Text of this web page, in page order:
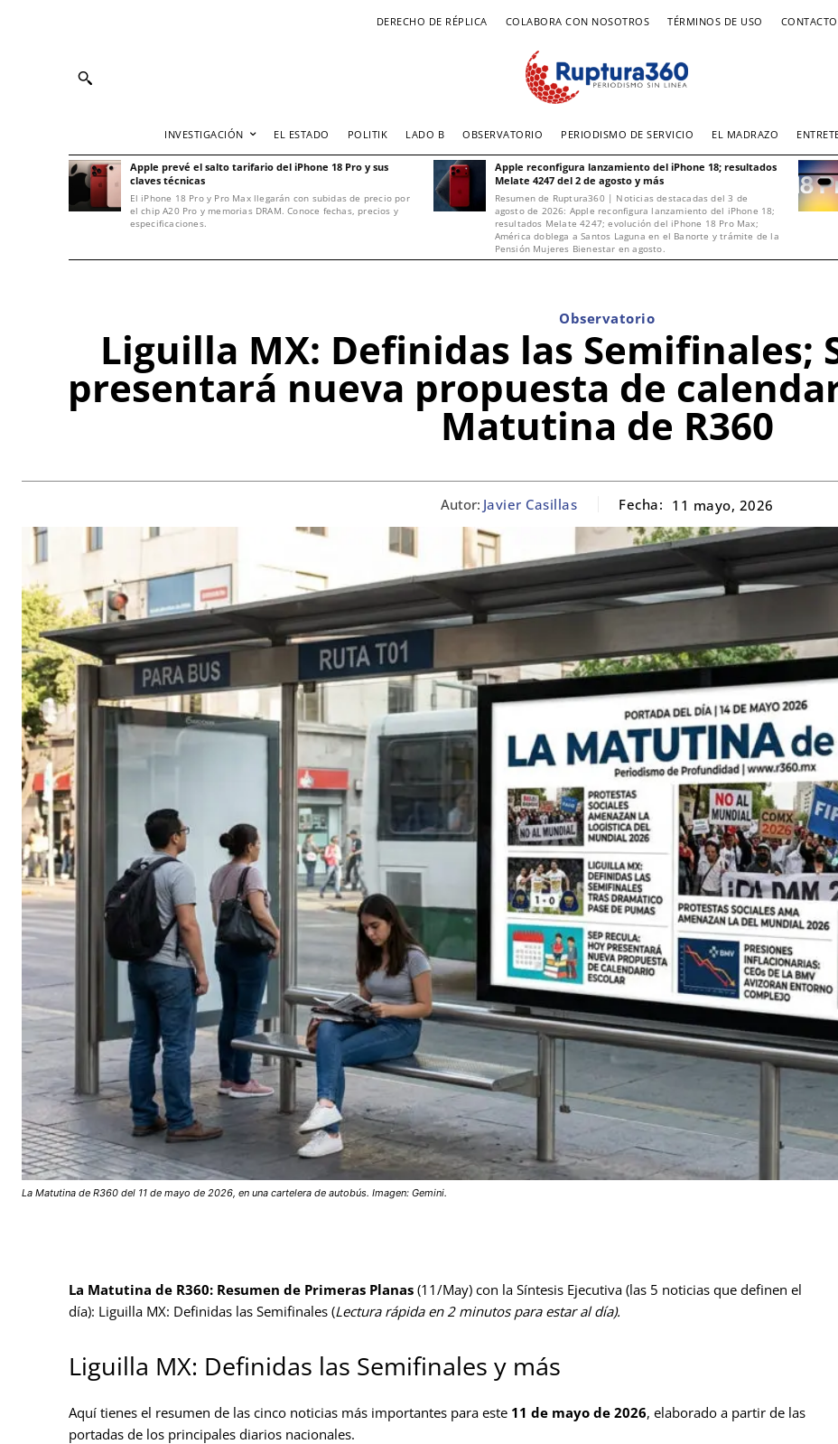
DERECHO DE RÉPLICA COLABORA CON NOSOTROS TÉRMINOS DE USO CONTACTO
INVESTIGACIÓN EL ESTADO POLITIK LADO B OBSERVATORIO PERIODISMO DE SERVICIO EL MADRAZO
Apple prevé el salto tarifario del iPhone 18 Pro y sus
claves técnicas
El iPhone 18 Pro y Pro Max llegarán con subidas de precio por
el chip A20 Pro y memorias DRAM. Conoce fechas, precios y
especificaciones.
Apple reconfigura lanzamiento del iPhone 18; resultados
Melate 4247 del 2 de agosto y más
Resumen de Ruptura360 | Noticias destacadas del 3 de
agosto de 2026: Apple reconfigura lanzamiento del iPhone 18;
resultados Melate 4247; evolución del iPhone 18 Pro Max;
América doblega a Santos Laguna en el Banorte y trámite de la
Pensión Mujeres Bienestar en agosto.
Observatorio
Liguilla MX: Definidas las Semifinales;
presentará nueva propuesta de
Matutina de R360
Autor: Javier Casillas Fecha: 11 mayo, 2026
La Matutina de R360 del 11 de mayo de 2026, en una cartelera de autobús. Imagen: Gemini.
La Matutina de R360: Resumen de Primeras Planas (11/May) con la Síntesis Ejecutiva (las 5 noticias que definen el
día): Liguilla MX: Definidas las Semifinales (Lectura rápida en 2 minutos para estar al día).
Liguilla MX: Definidas las Semifinales y más
Aquí tienes el resumen de las cinco noticias más importantes para este 11 de mayo de 2026, elaborado a partir de las
portadas de los principales diarios nacionales.